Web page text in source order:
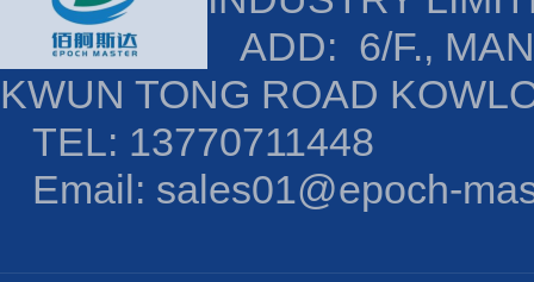
ADD: 6/F.,
KWUN TONG ROAD
TEL: 13770711448
Email: sales01@epoch-